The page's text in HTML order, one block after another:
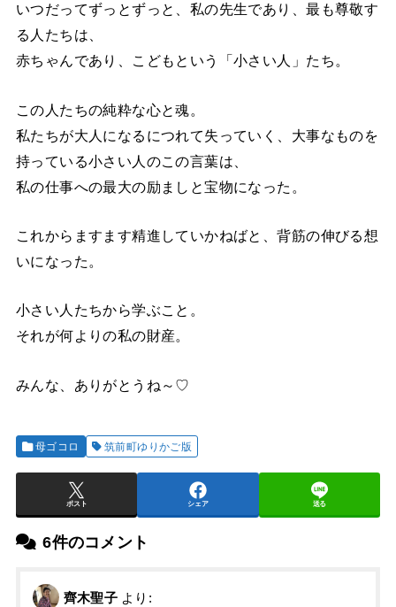
いつだってずっとずっと、私の先生であり、最も尊敬す
る人たちは、
赤ちゃんであり、こどもという「小さい人」たち。
この人たちの純粋な心と魂。
私たちが大人になるにつれて失っていく、大事なものを
持っている小さい人のこの言葉は、
私の仕事への最大の励ましと宝物になった。
これからますます精進していかねばと、背筋の伸びる想
いになった。
小さい人たちから学ぶこと。
それが何よりの私の財産。
みんな、ありがとうね～♡
母ゴコロ 筑前町ゆりかご版
ポスト シェア 送る
6件のコメント
齊木聖子 より: